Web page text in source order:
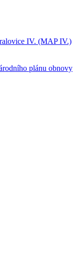
IV. (MAP IV.)
plánu obnovy